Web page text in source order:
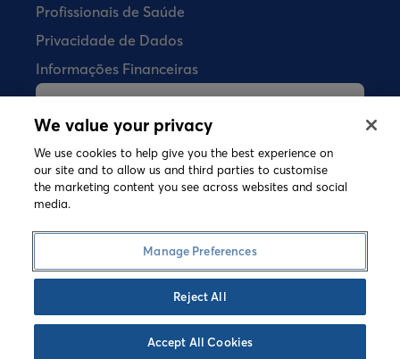
Profissionais de Saúde
Privacidade de Dados
Informações Financeiras
farmacêuticos diretamente aos
consumidores.
Termos e CondiçõesPolítica de Cookies
Política de PrivacidadeSpeak-up
We value your privacy
We use cookies to help give you the best experience on
our site and to allow us and third parties to customise
the marketing content you see across websites and social
media.
Manage Preferences
Reject All
Accept All Cookies